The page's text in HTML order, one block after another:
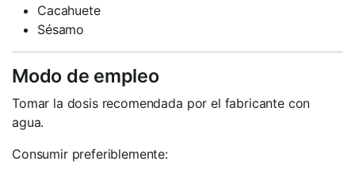
Cacahuete
Sésamo
Modo de empleo
Tomar la dosis recomendada por el fabricante con
agua.
Consumir preferiblemente: